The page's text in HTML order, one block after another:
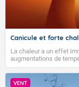
Canicule et forte
La chaleur a un effet
augmentations de
VENT